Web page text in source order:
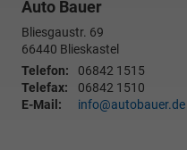
Auto Bauer
Bliesgaustr. 69
66440 Blieskastel
Telefon:
06842 1515
Telefax:
06842 1510
E-Mail:
info@autobauer.de